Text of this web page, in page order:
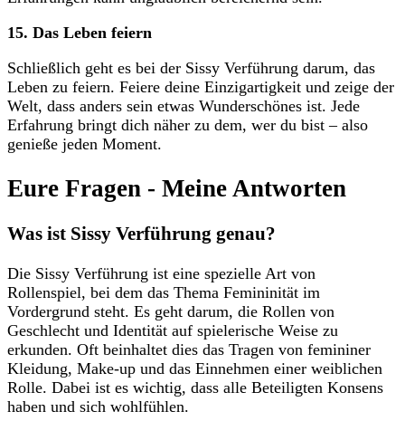
15. ⁤Das Leben feiern
Schließlich geht es bei der Sissy Verführung darum, das
Leben zu feiern. Feiere⁤ deine Einzigartigkeit und zeige der
Welt, dass anders sein etwas ‌Wunderschönes ist. Jede
Erfahrung bringt ‍dich ⁢näher ‌zu⁢ dem, wer du bist ⁢– ⁤also
genieße ​jeden Moment.
Eure Fragen -⁤ Meine Antworten
Was ist Sissy Verführung genau?
Die ‍Sissy Verführung ist eine spezielle Art von
Rollenspiel, bei⁤ dem das Thema ‍Femininität‌ im
Vordergrund steht. ‌Es geht darum, die‍ Rollen von
Geschlecht und Identität auf spielerische Weise ‍zu
erkunden. Oft beinhaltet dies ‌das Tragen von femininer
Kleidung, ⁣Make-up und das Einnehmen einer weiblichen
Rolle. ‍Dabei⁢ ist es wichtig, dass alle Beteiligten Konsens
haben und sich wohlfühlen.